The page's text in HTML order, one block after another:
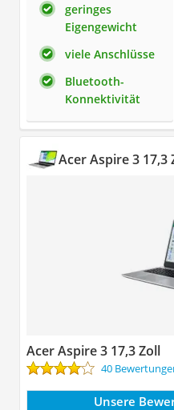
geringes
Eigengewicht
viele Anschlüsse
Bluetooth-
Konnektivität
Acer Aspire 3 17,3
Acer Aspire 3 17,3 Zoll
40
Unsere